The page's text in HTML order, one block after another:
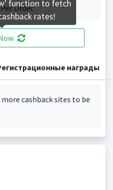
Order.
награды
cashback sites to be
function to fetch
rates!